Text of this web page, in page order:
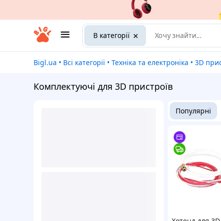
В категорії
Bigl.ua • Всі категорії • Техніка та електроніка • 3D
Комплектуючі для 3D пристроїв
Популярні